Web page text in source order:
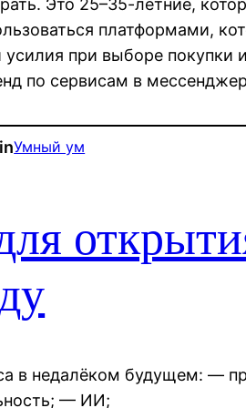
платформами,
усилия при выборе покупки
по сервисам в
Умный ум
в недалёком будущем: —
— ИИ;